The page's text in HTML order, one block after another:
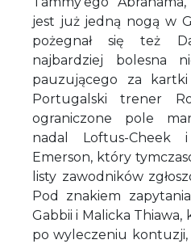
jest już jedną nogą w
pożegnał się też
najbardziej bolesna
pauzującego za kartki
Portugalski trener
ograniczone pole
nadal Loftus-
Emerson, który
listy zawodników
Pod znakiem
Gabbii i Malicka Thiawa,
po wyleczeniu kontuzji,